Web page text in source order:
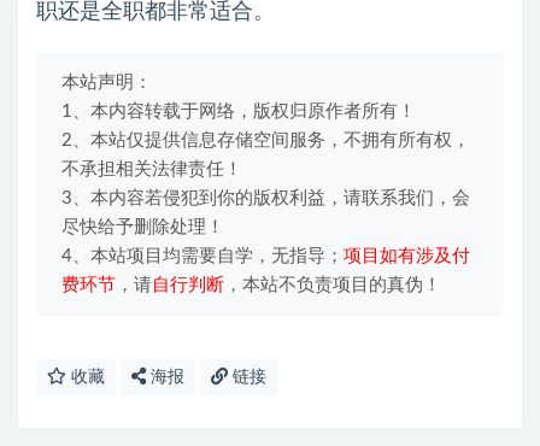
职还是全职都非常适合。
本站声明：
1、本内容转载于网络，版权归原作者所有！
2、本站仅提供信息存储空间服务，不拥有所有权，
不承担相关法律责任！
3、本内容若侵犯到你的版权利益，请联系我们，会
尽快给予删除处理！
4、本站项目均需要自学，无指导； 项目如有涉及付
费环节 ，请自行判断 ，本站不负责项目的真伪！
收藏 海报 链接